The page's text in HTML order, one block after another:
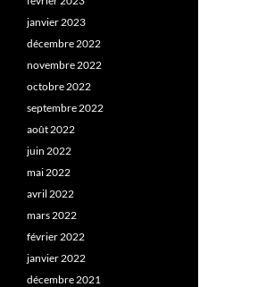
janvier 2023
décembre 2022
novembre 2022
octobre 2022
septembre 2022
août 2022
juin 2022
mai 2022
avril 2022
mars 2022
février 2022
janvier 2022
décembre 2021